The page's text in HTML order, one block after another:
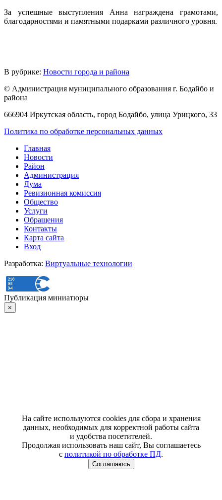
За успешные выступления Анна награждена грамотами,
благодарностями и памятными подарками различного уровня.
В рубрике: Новости города и района
© Администрация муниципального образования г. Бодайбо и
района
666904 Иркутская область, город Бодайбо, улица Урицкого, 33
Политика по обработке персональных данных
Главная
Новости
Район
Администрация
Дума
Ревизионная комиссия
Общество
Услуги
Обращения
Контакты
Карта сайта
Вход
Разработка: Виртуальные технологии
Публикация миниатюры
×
На сайте используются cookies для сбора и хранения
данных, необходимых для корректной работы сайта
и удобства посетителей.
Продолжая использовать наш сайт, Вы соглашаетесь
с политикой по обработке ПД.
Соглашаюсь